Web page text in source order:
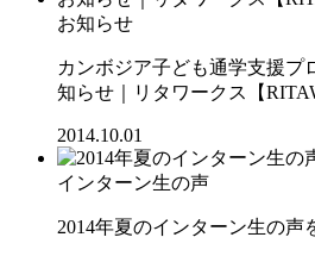
お知らせ
カンボジア子ども通学支援プ
知らせ｜リタワークス【
2014.10.01
インターン生の声
2014年夏のインターン生の声